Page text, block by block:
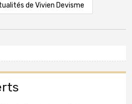
de Vivien Devisme